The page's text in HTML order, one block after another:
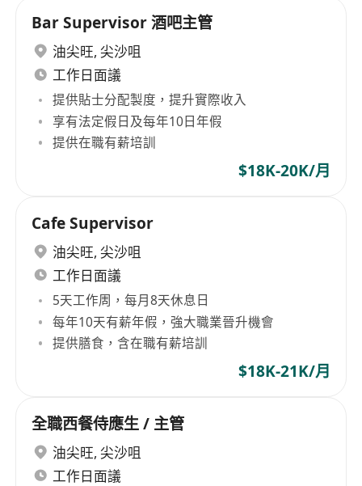
Bar Supervisor 酒吧主管
油尖旺, 尖沙咀
工作日面議
提供貼士分配製度，提升實際收入
享有法定假日及每年10日年假
提供在職有薪培訓
$18K-20K/月
Cafe Supervisor
油尖旺, 尖沙咀
工作日面議
5天工作周，每月8天休息日
每年10天有薪年假，強大職業晉升機會
提供膳食，含在職有薪培訓
$18K-21K/月
全職西餐侍應生 / 主管
油尖旺, 尖沙咀
工作日面議